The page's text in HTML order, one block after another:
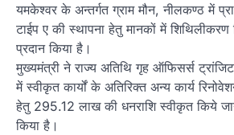
यमकेश्वर के अन्तर्गत ग्राम मौन, नीलकण्ठ में
टाईप ए की स्थापना हेतु मानकों में
प्रदान किया है।
मुख्यमंत्री ने राज्य अतिथि गृह ऑफिसर्स
में स्वीकृत कार्यों के अतिरिक्त अन्य कार्य
हेतु 295.12 लाख की धनराशि स्वीकृत किये
किया है।